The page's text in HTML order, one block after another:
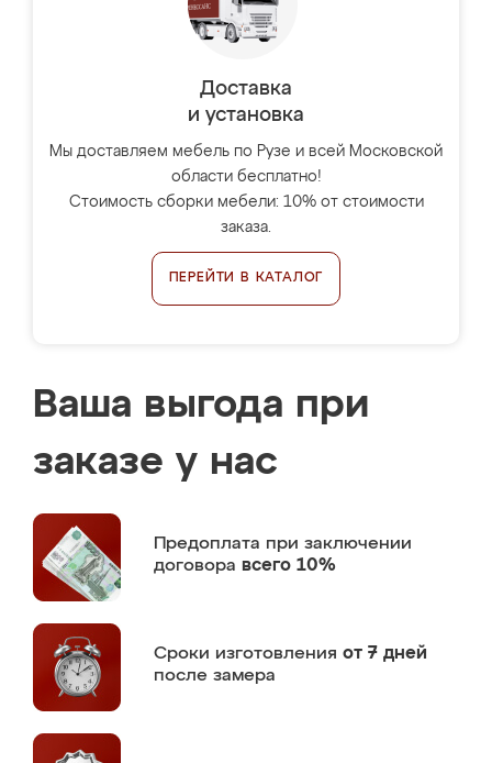
Доставка
и установка
Мы доставляем мебель по Рузе и всей Московской
области бесплатно!
Стоимость сборки мебели: 10% от стоимости
заказа.
ПЕРЕЙТИ В КАТАЛОГ
Ваша выгода при
заказе у нас
Предоплата при заключении
договора всего 10%
Сроки изготовления от 7 дней
после замера